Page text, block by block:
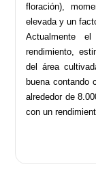
floración),
elevada y un
Actualmente
rendimiento,
del área
buena contando
alrededor de
con un